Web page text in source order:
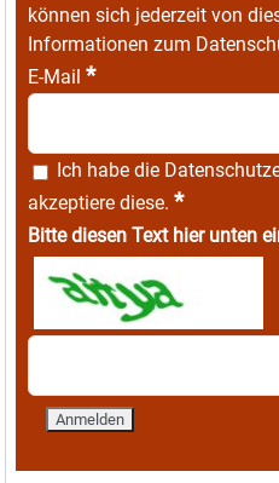
können sich jederzeit von
Informationen zum
E-Mail *
Ich habe die
akzeptiere diese. *
Bitte diesen Text hier unten